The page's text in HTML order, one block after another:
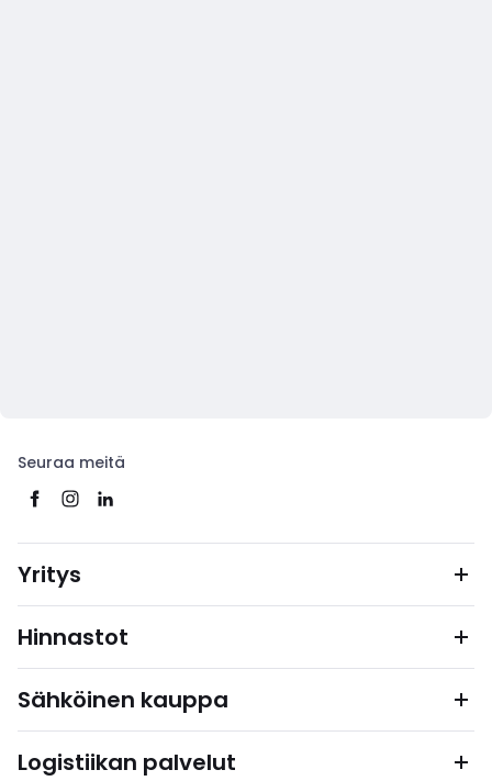
Seuraa meitä
Yritys
Hinnastot
Sähköinen kauppa
Logistiikan palvelut